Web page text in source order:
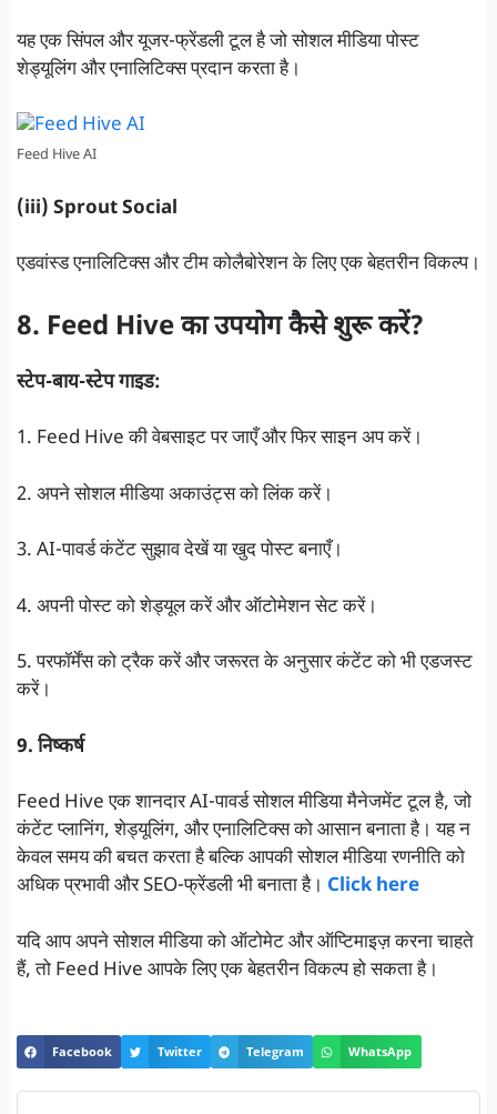
यह एक सिंपल और यूजर-फ्रेंडली टूल है जो सोशल मीडिया पोस्ट
शेड्यूलिंग और एनालिटिक्स प्रदान करता है।
Feed Hive AI
(iii) Sprout Social
एडवांस्ड एनालिटिक्स और टीम कोलैबोरेशन के लिए एक बेहतरीन विकल्प।
8. Feed Hive का उपयोग कैसे शुरू करें?
स्टेप-बाय-स्टेप गाइड:
1. Feed Hive की वेबसाइट पर जाएँ और फिर साइन अप करें।
2. अपने सोशल मीडिया अकाउंट्स को लिंक करें।
3. AI-पावर्ड कंटेंट सुझाव देखें या खुद पोस्ट बनाएँ।
4. अपनी पोस्ट को शेड्यूल करें और ऑटोमेशन सेट करें।
5. परफॉर्मेंस को ट्रैक करें और जरूरत के अनुसार कंटेंट को भी एडजस्ट
करें।
9. निष्कर्ष
Feed Hive एक शानदार AI-पावर्ड सोशल मीडिया मैनेजमेंट टूल है, जो
कंटेंट प्लानिंग, शेड्यूलिंग, और एनालिटिक्स को आसान बनाता है। यह न
केवल समय की बचत करता है बल्कि आपकी सोशल मीडिया रणनीति को
अधिक प्रभावी और SEO-फ्रेंडली भी बनाता है। Click here
यदि आप अपने सोशल मीडिया को ऑटोमेट और ऑप्टिमाइज़ करना चाहते
हैं, तो Feed Hive आपके लिए एक बेहतरीन विकल्प हो सकता है।
Facebook Twitter Telegram WhatsApp